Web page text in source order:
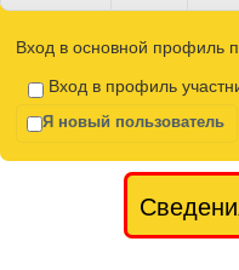
Вход в основной профиль
Вход в профиль
Я новый пользователь